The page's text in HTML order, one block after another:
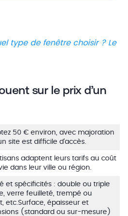
type de fenêtre choisir ? Le
sur le prix d’un
50 € environ, avec majoration
site est difficile d’accès.
adaptent leurs tarifs au coût
dans leur ville ou région.
et spécificités : double ou triple
verre feuilleté, trempé ou
etc.Surface, épaisseur et
(standard ou sur-mesure)